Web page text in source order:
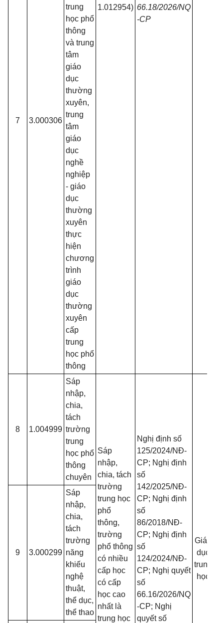
1.012954) 66.18/2026/NQ
-CP
7 3.000306
trung
học phổ
thông
và trung
tâm
giáo
dục
thường
xuyên,
trung
tâm
giáo
dục
nghề
nghiệp
- giáo
dục
thường
xuyên
thực
hiện
chương
trình
giáo
dục
thường
xuyên
cấp
trung
học phổ
thông
8 1.004999
Sáp
nhập,
chia,
tách
trường
trung
học phổ
thông
chuyên
Sáp
nhập,
chia, tách
trường
trung học
phổ
thông,
trường
phổ thông
có nhiều
cấp học
có cấp
học cao
nhất là
trung học
Nghị định số
125/2024/NĐ-
CP; Nghị định
số
142/2025/NĐ-
CP; Nghị định
số
86/2018/NĐ-
CP; Nghị định
số
124/2024/NĐ-
CP; Nghị quyết
số
66.16/2026/NQ
-CP; Nghị
quyết số
Giáo
dục
trung
học
9 3.000299
Sáp
nhập,
chia,
tách
trường
năng
khiếu
nghệ
thuật,
thể dục,
thể thao